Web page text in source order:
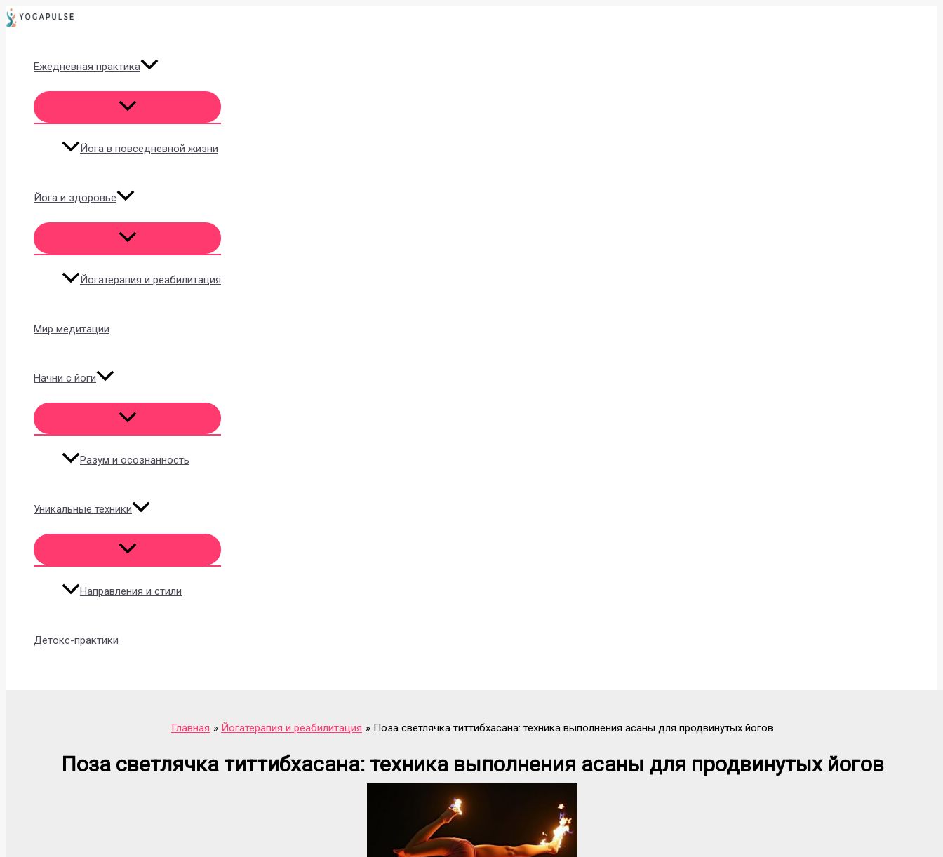
Перейти
к
Ежедневная практика
Йога в повседневной жизни
Йога и здоровье
Йогатерапия и реабилитация
Мир медитации
Начни с йоги
Разум и осознанность
Уникальные техники
Направления и стили
Детокс-практики
Главная Йогатерапия и реабилитация Поза светлячка титтибхасана: техника выполнения асаны для продвинутых йогов
Поза светлячка титтибхасана: техника выполнения асаны для продвинутых йогов